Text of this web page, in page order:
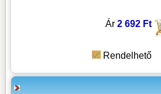
Ár 2 692 Ft
Rendelhető